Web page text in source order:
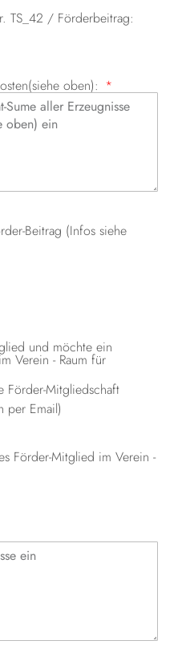
TS_42 / Förderbeitrag:
oben):
Beitrag (Infos siehe
und möchte ein
Verein - Raum für
Förder-Mitgliedschaft
per Email)
Förder-Mitglied im Verein -